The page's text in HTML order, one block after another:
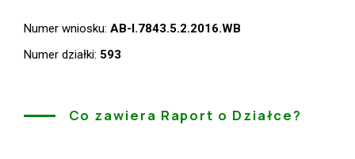
Numer wniosku: AB-I.7843.5.2.2016.WB
Numer działki: 593
Co zawiera Raport o Działce?